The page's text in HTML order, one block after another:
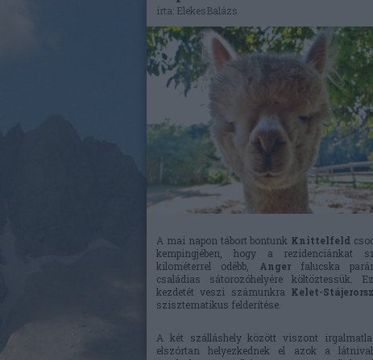
írta: ElekesBalázs
A mai napon tábort bontunk Knittelfeld
kempingjében, hogy a rezidenciánkat
kilométerrel odébb, Anger falucska
családias sátorozóhelyére költöztessük.
kezdetét veszi számunkra Kelet-
szisztematikus felderítése.
A két szálláshely között viszont
elszórtan helyezkednek el azok a